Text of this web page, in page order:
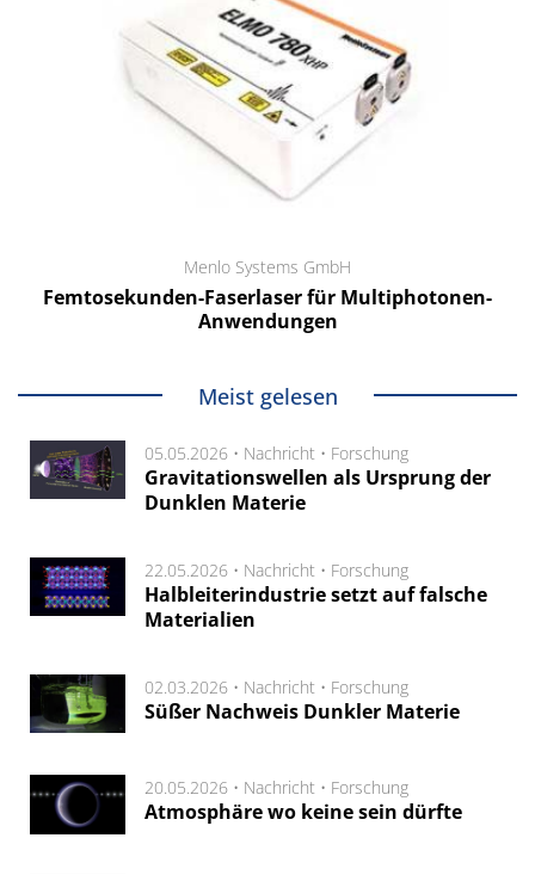
Menlo Systems GmbH
Femtosekunden-Faserlaser für Multiphotonen-
Anwendungen
Meist gelesen
05.05.2026 • Nachricht • Forschung
Gravitationswellen als Ursprung der
Dunklen Materie
22.05.2026 • Nachricht • Forschung
Halbleiterindustrie setzt auf falsche
Materialien
02.03.2026 • Nachricht • Forschung
Süßer Nachweis Dunkler Materie
20.05.2026 • Nachricht • Forschung
Atmosphäre wo keine sein dürfte